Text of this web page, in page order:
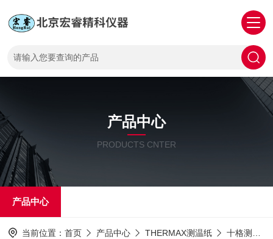
产品中心
PRODUCTS CNTER
产品中心
当前位置： 首页 产品中心 THERMAX测温纸 十格测温纸